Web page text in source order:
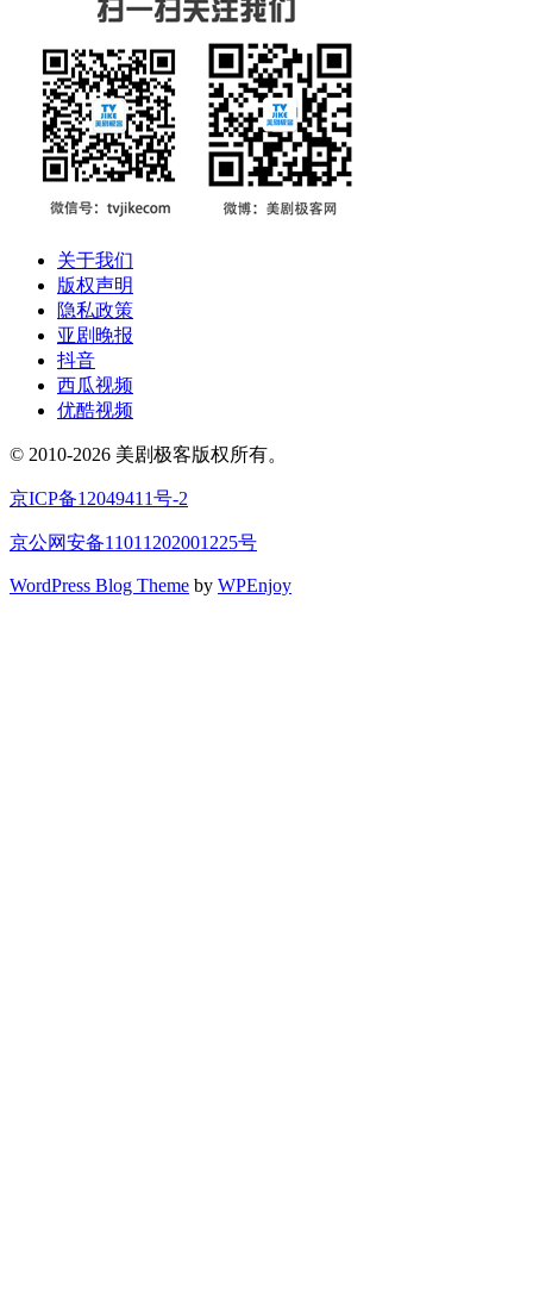
关于我们
版权声明
隐私政策
亚剧晚报
抖音
西瓜视频
优酷视频
© 2010-2026 美剧极客版权所有。
京ICP备12049411号-2
京公网安备11011202001225号
WordPress Blog Theme by WPEnjoy